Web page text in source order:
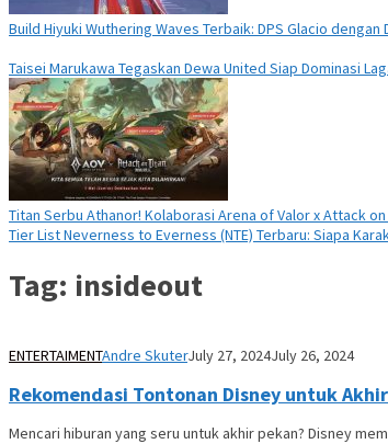
Build Hiyuki Wuthering Waves Terbaik: DPS Glacio dengan
Taisei Marukawa Tegaskan Dewa United Siap Dominasi
Titan Serbu Athanor! Kolaborasi Arena of Valor x Attack on
Tier List Neverness to Everness (NTE) Terbaru: Siapa
Tag: insideout
ENTERTAIMENTAndre SkuterJuly 27, 2024July 26, 2024
Rekomendasi Tontonan Disney untuk
Mencari hiburan yang seru untuk akhir pekan? Disney